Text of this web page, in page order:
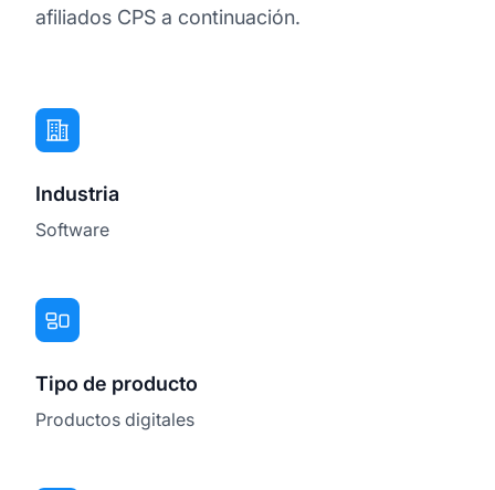
afiliados CPS a continuación.
Industria
Software
Tipo de producto
Productos digitales